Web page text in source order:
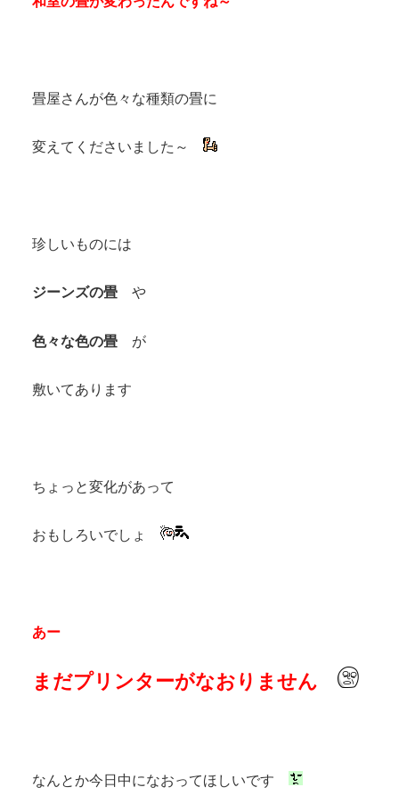
畳屋さんが色々な種類の畳に
変えてくださいました～
珍しいものには
ジーンズの畳 や
色々な色の畳 が
敷いてあります
ちょっと変化があって
おもしろいでしょ
あー
まだプリンターがなおりません
なんとか今日中になおってほしいです